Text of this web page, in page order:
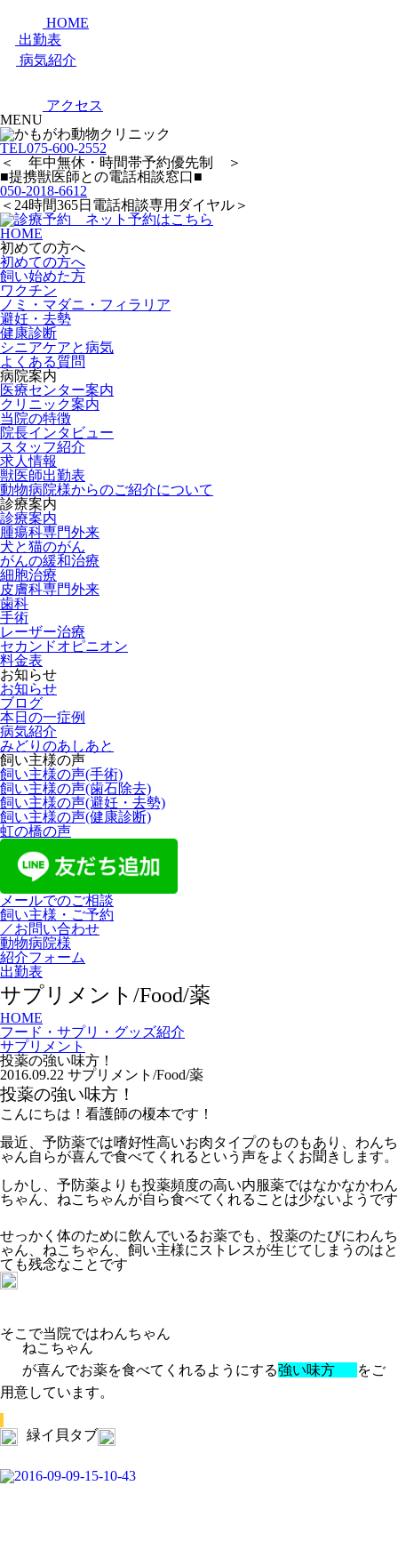
HOME
出勤表
病気紹介
アクセス
MENU
TEL075-600-2552
＜ 年中無休・時間帯予約優先制 ＞
■提携獣医師との電話相談窓口■
050-2018-6612
＜24時間365日電話相談専用ダイヤル＞
HOME
初めての方へ
初めての方へ
飼い始めた方
ワクチン
ノミ・マダニ・フィラリア
避妊・去勢
健康診断
シニアケアと病気
よくある質問
病院案内
医療センター案内
クリニック案内
当院の特徴
院長インタビュー
スタッフ紹介
求人情報
獣医師出勤表
動物病院様からのご紹介について
診療案内
診療案内
腫瘍科専門外来
犬と猫のがん
がんの緩和治療
細胞治療
皮膚科専門外来
歯科
手術
レーザー治療
セカンドオピニオン
料金表
お知らせ
お知らせ
ブログ
本日の一症例
病気紹介
みどりのあしあと
飼い主様の声
飼い主様の声(手術)
飼い主様の声(歯石除去)
飼い主様の声(避妊・去勢)
飼い主様の声(健康診断)
虹の橋の声
メールでのご相談
飼い主様・ご予約
／お問い合わせ
動物病院様
紹介フォーム
出勤表
サプリメント/Food/薬
HOME
フード・サプリ・グッズ紹介
サプリメント
投薬の強い味方！
2016.09.22 サプリメント/Food/薬
投薬の強い味方！
こんにちは！看護師の榎本です！
最近、予防薬では嗜好性高いお肉タイプのものもあり、わんち
ゃん自らが喜んで食べてくれるという声をよくお聞きします。
しかし、予防薬よりも投薬頻度の高い内服薬ではなかなかわん
ちゃん、ねこちゃんが自ら食べてくれることは少ないようです
せっかく体のために飲んでいるお薬でも、投薬のたびにわんち
ゃん、ねこちゃん、飼い主様にストレスが生じてしまうのはと
ても残念なことです
そこで当院ではわんちゃん
ねこちゃん
が喜んでお薬を食べてくれるようにする強い味方
をご
用意しています。
緑イ貝タブ